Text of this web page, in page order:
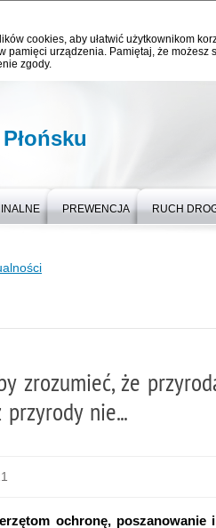
cookies, aby ułatwić użytkownikom
pamięci urządzenia. Pamiętaj, że
zgody.
PREWENCJA RUCH
zrozumieć, że
nie...
ochronę, poszanowanie